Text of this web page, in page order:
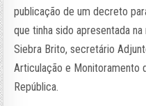
publicação de um decreto
que tinha sido apresentada
Siebra Brito, secretário
Articulação e Monitoramento
República.